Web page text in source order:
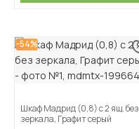
-54%
Шкаф Мадрид (0,8) с 2 ящ. без
зеркала, Графит серый